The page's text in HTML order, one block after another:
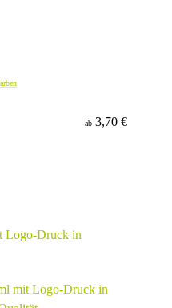
ab 3,70 €
Logo-Druck in